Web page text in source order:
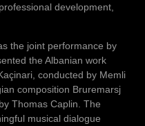
development,
the joint performance by
the Albanian work
conducted by Memli
composition Bruremarsj
Thomas Caplin. The
musical dialogue